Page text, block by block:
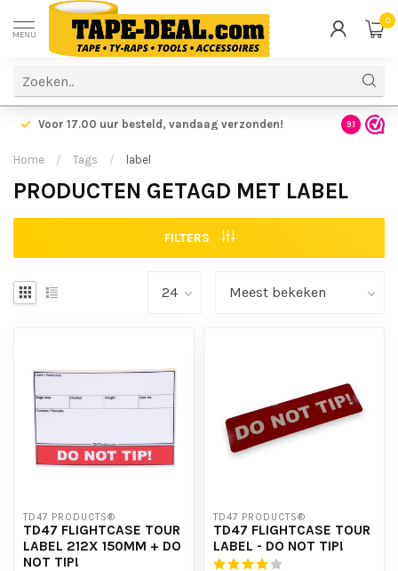
MENU
0
Voor 17.00 uur besteld, vandaag verzonden! 9.1
Home / Tags / label
PRODUCTEN GETAGD MET LABEL
FILTERS
TD47 PRODUCTS®
TD47 FLIGHTCASE TOUR
LABEL 212X 150MM + DO
NOT TIP!
TD47 PRODUCTS®
TD47 FLIGHTCASE TOUR
LABEL - DO NOT TIP!